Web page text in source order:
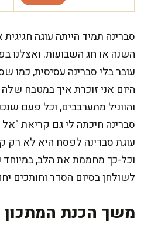
סברינה תמיד הייתה עוגה
השנה או חג השבועות. ואצלנו
עובר בלי סברינה עסיסית, כמו
היום אני זוכרת איך במטבח
והווניל מתערבבים, וכל פעם
סברינה חיכתה לי גם קריאת "אל
עוגת סברינה לפסח היא לא רק
וכל-כך מחממת את הלב,
לשולחן בסיום הסדר וחותכים
משך הכנת המתכון